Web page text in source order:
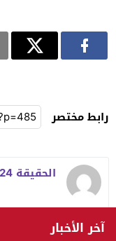
رابط مختصر
الحقيقة 24
آخر الأخبار